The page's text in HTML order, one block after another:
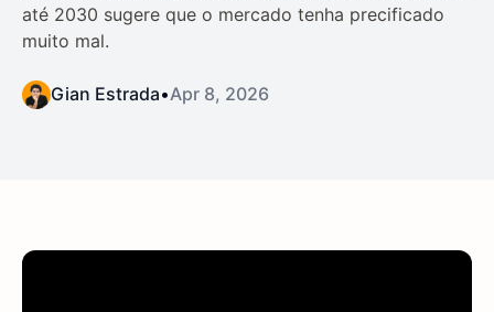
até 2030 sugere que o mercado tenha precificado
muito mal.
Gian Estrada•Apr 8, 2026